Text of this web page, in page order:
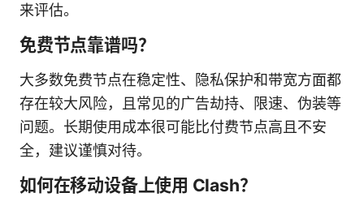
来评估。
免费节点靠谱吗？
大多数免费节点在稳定性、隐私保护和带宽方面都
存在较大风险，且常见的广告劫持、限速、伪装等
问题。长期使用成本很可能比付费节点高且不安
全，建议谨慎对待。
如何在移动设备上使用 Clash？